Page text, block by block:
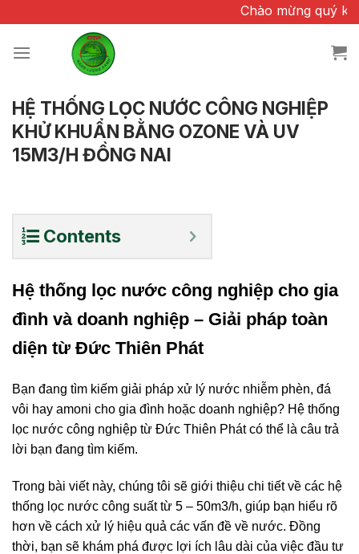
đến
nội
Chào mừng quý khách đã
HỆ THỐNG LỌC NƯỚC CÔNG NGHIỆP
KHỬ KHUẨN BẰNG OZONE VÀ UV
15M3/H ĐỒNG NAI
Contents
Hệ thống lọc nước công nghiệp cho gia
đình và doanh nghiệp – Giải pháp toàn
diện từ Đức Thiên Phát
Bạn đang tìm kiếm giải pháp xử lý nước nhiễm phèn, đá
vôi hay amoni cho gia đình hoặc doanh nghiệp? Hệ thống
lọc nước công nghiệp từ Đức Thiên Phát có thể là câu trả
lời bạn đang tìm kiếm.
Trong bài viết này, chúng tôi sẽ giới thiệu chi tiết về các hệ
thống lọc nước công suất từ 5 – 50m3/h, giúp bạn hiểu rõ
hơn về cách xử lý hiệu quả các vấn đề về nước. Đồng
thời, bạn sẽ khám phá được lợi ích lâu dài của việc đầu tư